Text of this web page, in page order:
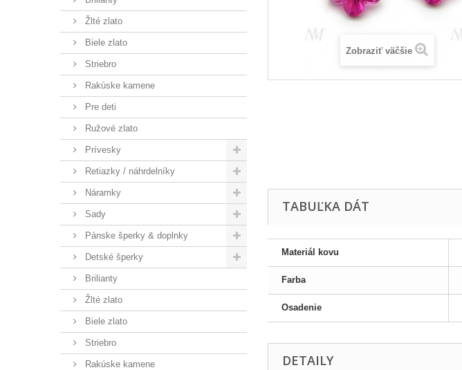
Žlté zlato
Biele zlato
Striebro
Rakúske kamene
Pre deti
Ružové zlato
Prívesky
Retiazky / náhrdelníky
Náramky
Sady
Pánske šperky & doplnky
Detské šperky
Brilianty
Žlté zlato
Biele zlato
Striebro
Rakúske kamene
Zobraziť väčšie
TABUĽKA DÁT
Materiál kovu
Farba
Osadenie
DETAILY